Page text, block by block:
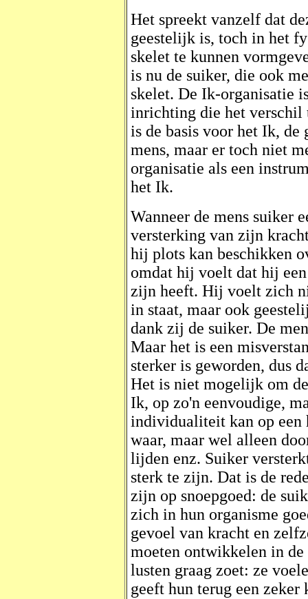
Het spreekt vanzelf dat
geestelijk is, toch in het
skelet te kunnen
is nu de suiker, die ook
skelet. De Ik-organisatie
inrichting die het verschil
is de basis voor het Ik, de
mens, maar er toch niet
organisatie als een
het Ik.
Wanneer de mens suiker
versterking van zijn
hij plots kan beschikken
omdat hij voelt dat hij
zijn heeft. Hij voelt zich
in staat, maar ook
dank zij de suiker. De
Maar het is een
sterker is geworden, dus
Het is niet mogelijk om
Ik, op zo'n eenvoudige,
individualiteit kan op een
waar, maar wel alleen
lijden enz. Suiker
sterk te zijn. Dat is de
zijn op snoepgoed: de
zich in hun organisme
gevoel van kracht en
moeten ontwikkelen in de
lusten graag zoet: ze
geeft hun terug een zeker